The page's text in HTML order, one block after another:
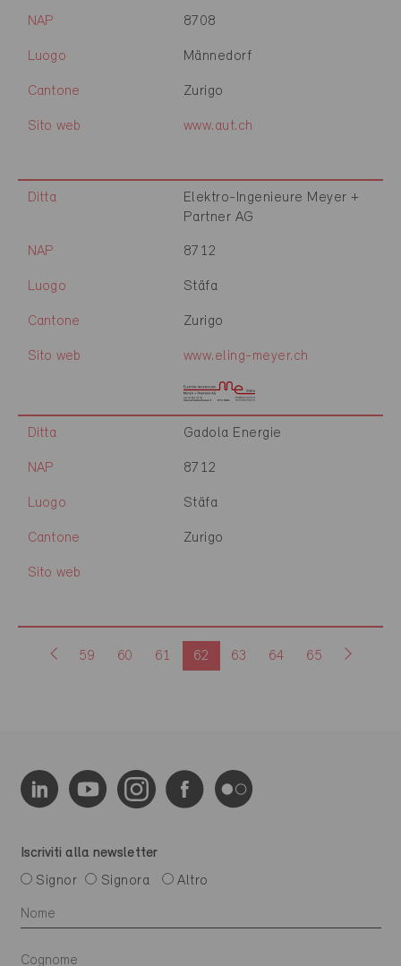
NAP 8708
Luogo Männedorf
Cantone Zurigo
Sito web www.aut.ch
Ditta
Elektro-Ingenieure Meyer +
Partner AG
NAP 8712
Luogo Stäfa
Cantone Zurigo
Sito web www.eling-meyer.ch
Ditta Gadola Energie
NAP 8712
Luogo Stäfa
Cantone Zurigo
Sito web
59 60 61 62 63 64 65
Iscriviti alla newsletter
Signor
Signora Altro